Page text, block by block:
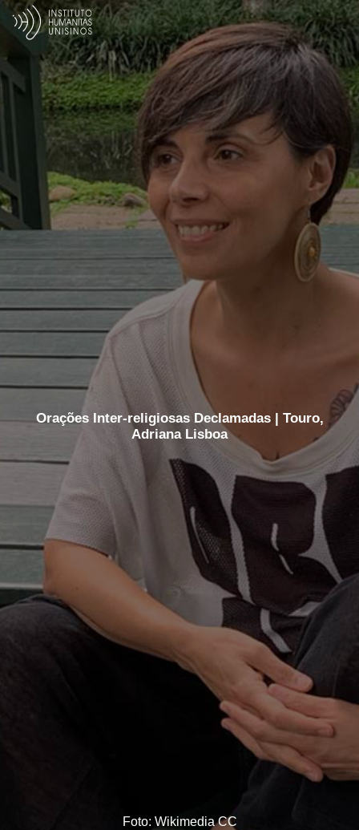
Orações Inter-religiosas Declamadas | Touro,
Adriana Lisboa
Foto: Wikimedia CC